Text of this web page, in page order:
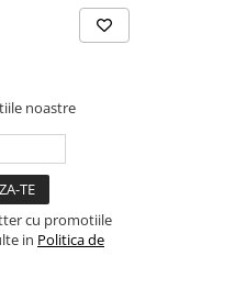
noastre
cu promotiile
in Politica de